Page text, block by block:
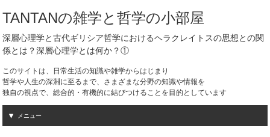
TANTANの雑学と哲学の小部屋
深層心理学と古代ギリシア哲学におけるヘラクレイトスの思想との関
係とは？深層心理学とは何か？①
このサイトは、日常生活の知識や雑学からはじまり
哲学や人生の深淵に至るまで、さまざまな分野の知識や情報を
独自の視点で、総合的・有機的に結びつけることを目的としています
メニュー